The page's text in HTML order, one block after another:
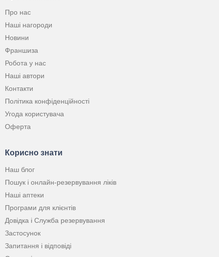
Про нас
Наші нагороди
Новини
Франшиза
Робота у нас
Наші автори
Контакти
Політика конфіденційності
Угода користувача
Оферта
Корисно знати
Наш блог
Пошук і онлайн-резервування ліків
Наші аптеки
Програми для клієнтів
Довідка і Служба резервування
Застосунок
Запитання і відповіді